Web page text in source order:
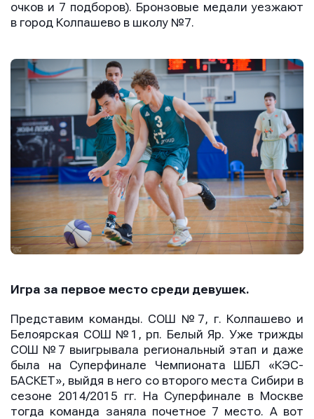
очков и 7 подборов). Бронзовые медали уезжают
в город Колпашево в школу №7.
Игра за первое место среди девушек.
Представим команды. СОШ №7, г. Колпашево и
Белоярская СОШ №1, рп. Белый Яр. Уже трижды
СОШ №7 выигрывала региональный этап и даже
была на Суперфинале Чемпионата ШБЛ «КЭС-
БАСКЕТ», выйдя в него со второго места Сибири в
сезоне 2014/2015 гг. На Суперфинале в Москве
тогда команда заняла почетное 7 место. А вот